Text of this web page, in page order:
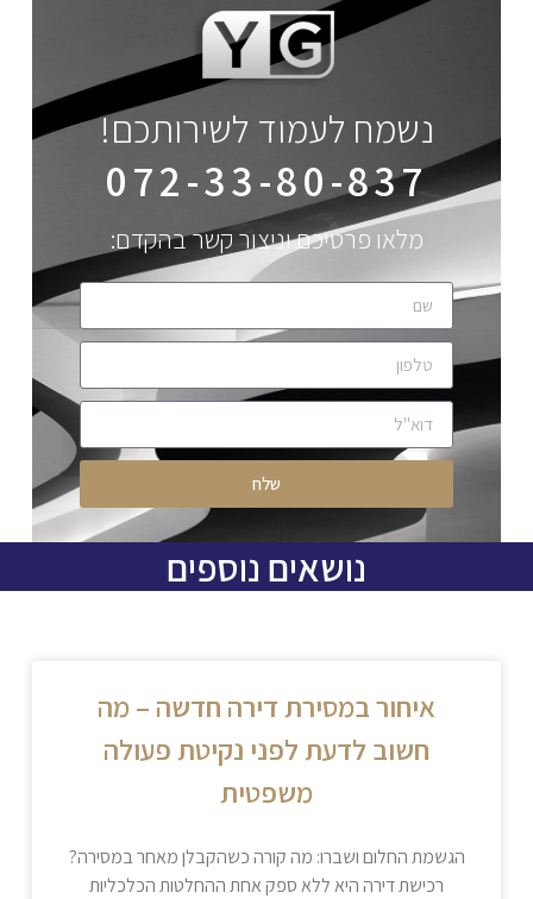
נשמח לעמוד לשירותכם!
072-33-80-837
מלאו פרטיכם וניצור קשר בהקדם:
שלח
נושאים נוספים
איחור במסירת דירה חדשה – מה
חשוב לדעת לפני נקיטת פעולה
משפטית
הגשמת החלום ושברו: מה קורה כשהקבלן מאחר במסירה?
רכישת דירה היא ללא ספק אחת ההחלטות הכלכליות